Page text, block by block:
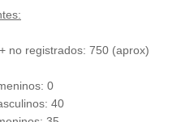
no registrados: 750 (aprox)
0
40